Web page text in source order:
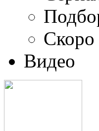
Видео